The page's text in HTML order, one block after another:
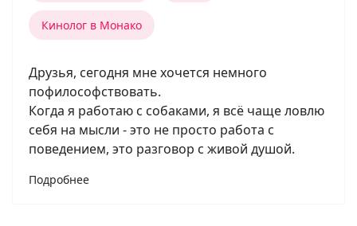
Кинолог в Монако
Друзья, сегодня мне хочется немного
пофилософствовать.
Когда я работаю с собаками, я всё чаще ловлю
себя на мысли - это не просто работа с
поведением, это разговор с живой душой.
Подробнее